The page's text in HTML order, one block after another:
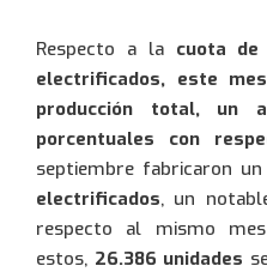
Respecto a la cuota de
electrificados, este
producción total, un
porcentuales con
septiembre fabricaron
electrificados, un
respecto al mismo
estos, 26.386 unidades